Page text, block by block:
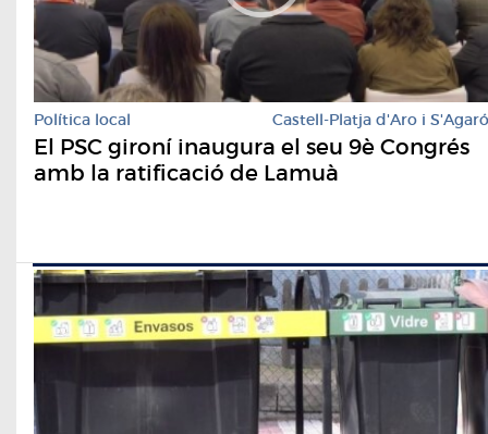
Política local Castell-Platja d'Aro i S'Agaró
El PSC gironí inaugura el seu 9è Congrés
amb la ratificació de Lamuà